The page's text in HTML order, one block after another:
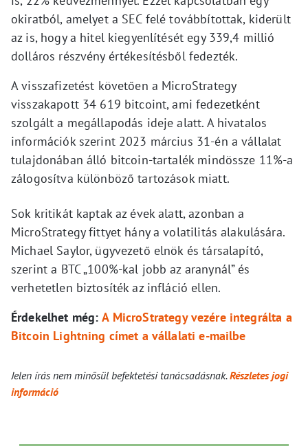
okiratból, amelyet a SEC felé továbbítottak, kiderült
az is, hogy a hitel kiegyenlítését egy 339,4 millió
dolláros részvény értékesítésből fedezték.
A visszafizetést követően a MicroStrategy
visszakapott 34 619 bitcoint, ami fedezetként
szolgált a megállapodás ideje alatt. A hivatalos
információk szerint 2023 március 31-én a vállalat
tulajdonában álló bitcoin-tartalék mindössze 11%-a
zálogosítva különböző tartozások miatt.
Sok kritikát kaptak az évek alatt, azonban a
MicroStrategy fittyet hány a volatilitás alakulására.
Michael Saylor, ügyvezető elnök és társalapító,
szerint a BTC „100%-kal jobb az aranynál” és
verhetetlen biztosíték az infláció ellen.
Érdekelhet még: A MicroStrategy vezére integrálta a
Bitcoin Lightning címet a vállalati e-mailbe
Jelen írás nem minősül befektetési tanácsadásnak.Részletes jogi
információ